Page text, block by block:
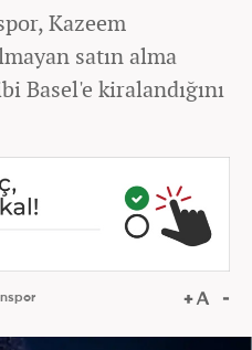
Kazeem
satın alma
Basel'e kiralandığını